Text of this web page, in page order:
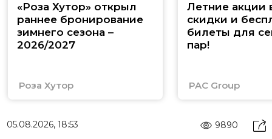
«Роза Хутор» открыл
раннее бронирование
зимнего сезона –
2026/2027
Роза Хутор
Летние акции
скидки и
билеты для
пар!
PAC Group
05.08.2026, 18:53 9890